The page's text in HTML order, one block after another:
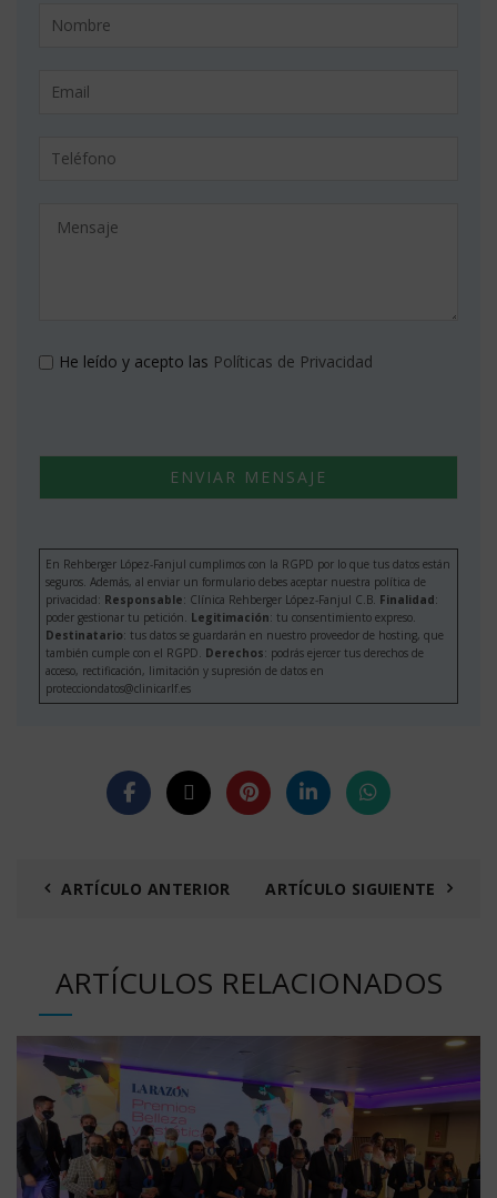
He leído y acepto las Políticas de Privacidad
En Rehberger López-Fanjul cumplimos con la RGPD por lo que tus datos están
seguros. Además, al enviar un formulario debes aceptar nuestra política de
privacidad: Responsable: Clínica Rehberger López-Fanjul C.B. Finalidad:
poder gestionar tu petición. Legitimación: tu consentimiento expreso.
Destinatario: tus datos se guardarán en nuestro proveedor de hosting, que
también cumple con el RGPD. Derechos: podrás ejercer tus derechos de
acceso, rectificación, limitación y supresión de datos en
protecciondatos@clinicarlf.es
ARTÍCULO ANTERIOR ARTÍCULO SIGUIENTE
ARTÍCULOS RELACIONADOS